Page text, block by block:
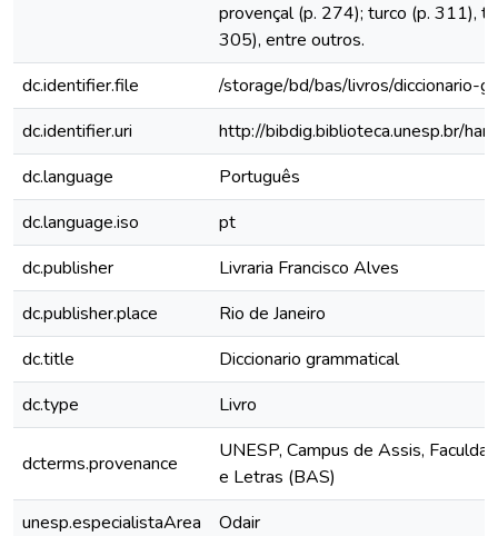
provençal (p. 274); turco (p. 311),
305), entre outros.
dc.identifier.file
/storage/bd/bas/livros/diccionario-
dc.identifier.uri
http://bibdig.biblioteca.unesp.br/
dc.language
Português
dc.language.iso
pt
dc.publisher
Livraria Francisco Alves
dc.publisher.place
Rio de Janeiro
dc.title
Diccionario grammatical
dc.type
Livro
dcterms.provenance
UNESP, Campus de Assis,
e Letras (BAS)
unesp.especialistaArea
Odair